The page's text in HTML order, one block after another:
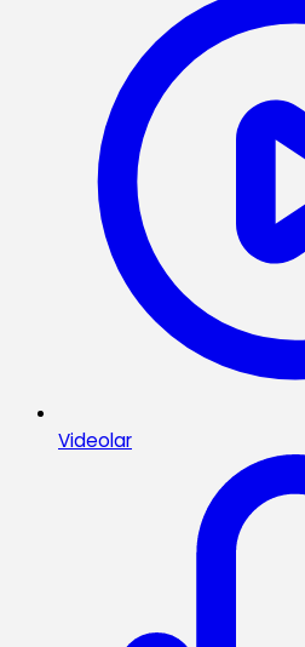
Videolar